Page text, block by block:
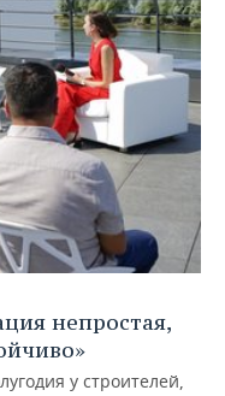
непростая,
у строителей,